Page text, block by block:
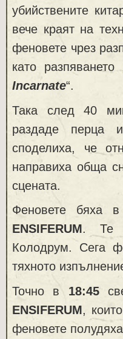
убийствените
вече краят на
феновете чрез
като
Incarnate“.
Така след 40
раздаде перца
споделиха, че
направиха обща
сцената.
Феновете бяха
ENSIFERUM. Те
Колодрум. Сега
тяхното
Точно в 18:45
ENSIFERUM,
феновете